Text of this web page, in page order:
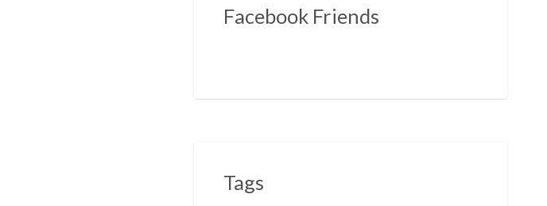
Facebook Friends
Tags